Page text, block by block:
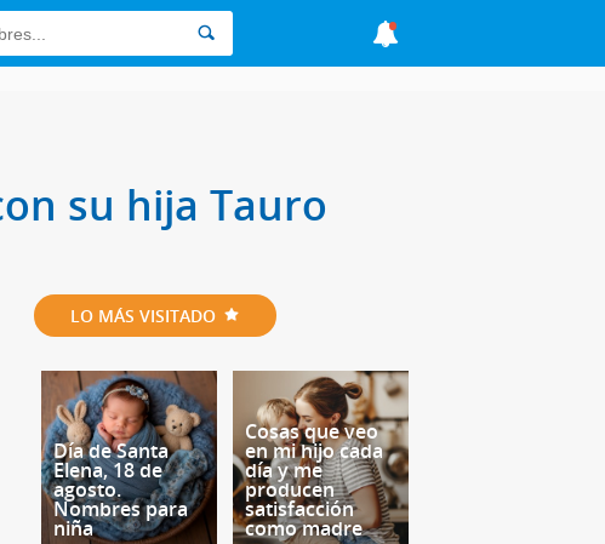
su hija Tauro
LO MÁS VISITADO
Día de Santa
Elena, 18 de
agosto.
Nombres para
niña
Cosas que veo
en mi hijo cada
día y me
producen
satisfacción
como madre